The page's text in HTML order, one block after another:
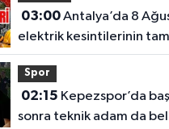
03:00Antalya’da 8 Ağustos 2026
elektrik kesintilerinin
Spor
02:15
sonra teknik adam da